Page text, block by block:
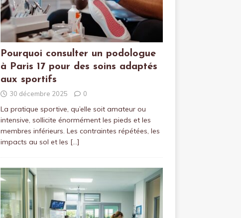
Pourquoi consulter un podologue
à Paris 17 pour des soins adaptés
aux sportifs
30 décembre 2025 0
La pratique sportive, qu’elle soit amateur ou
intensive, sollicite énormément les pieds et les
membres inférieurs. Les contraintes répétées, les
impacts au sol et les […]